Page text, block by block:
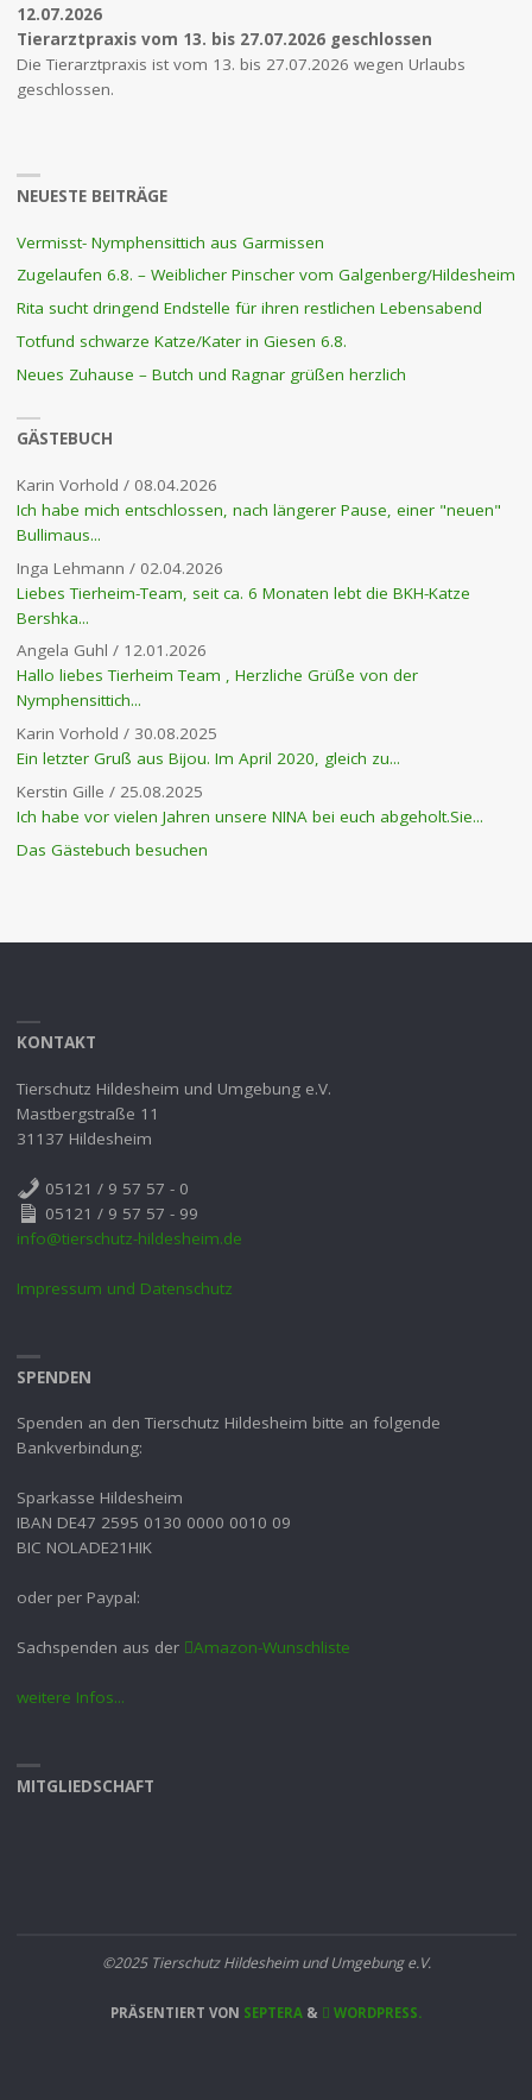
12.07.2026
Tierarztpraxis vom 13. bis 27.07.2026 geschlossen
Die Tierarztpraxis ist vom 13. bis 27.07.2026 wegen Urlaubs
geschlossen.
NEUESTE BEITRÄGE
Vermisst- Nymphensittich aus Garmissen
Zugelaufen 6.8. – Weiblicher Pinscher vom Galgenberg/Hildesheim
Rita sucht dringend Endstelle für ihren restlichen Lebensabend
Totfund schwarze Katze/Kater in Giesen 6.8.
Neues Zuhause – Butch und Ragnar grüßen herzlich
GÄSTEBUCH
Karin Vorhold / 08.04.2026
Ich habe mich entschlossen, nach längerer Pause, einer "neuen"
Bullimaus...
Inga Lehmann / 02.04.2026
Liebes Tierheim-Team, seit ca. 6 Monaten lebt die BKH-Katze
Bershka...
Angela Guhl / 12.01.2026
Hallo liebes Tierheim Team , Herzliche Grüße von der
Nymphensittich...
Karin Vorhold / 30.08.2025
Ein letzter Gruß aus Bijou. Im April 2020, gleich zu...
Kerstin Gille / 25.08.2025
Ich habe vor vielen Jahren unsere NINA bei euch abgeholt.Sie...
Das Gästebuch besuchen
KONTAKT
Tierschutz Hildesheim und Umgebung e.V.
Mastbergstraße 11
31137 Hildesheim
05121 / 9 57 57 - 0
05121 / 9 57 57 - 99
info@tierschutz-hildesheim.de
Impressum und Datenschutz
SPENDEN
Spenden an den Tierschutz Hildesheim bitte an folgende
Bankverbindung:
Sparkasse Hildesheim
IBAN DE47 2595 0130 0000 0010 09
BIC NOLADE21HIK
oder per Paypal:
Sachspenden aus der Amazon-Wunschliste
weitere Infos...
MITGLIEDSCHAFT
©2025 Tierschutz Hildesheim und Umgebung e.V.
PRÄSENTIERT VON SEPTERA & WORDPRESS.